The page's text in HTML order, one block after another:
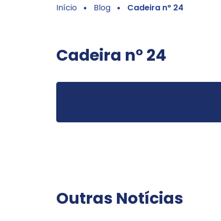
Início Blog Cadeira n° 24
Cadeira n° 24
Outras Notícias